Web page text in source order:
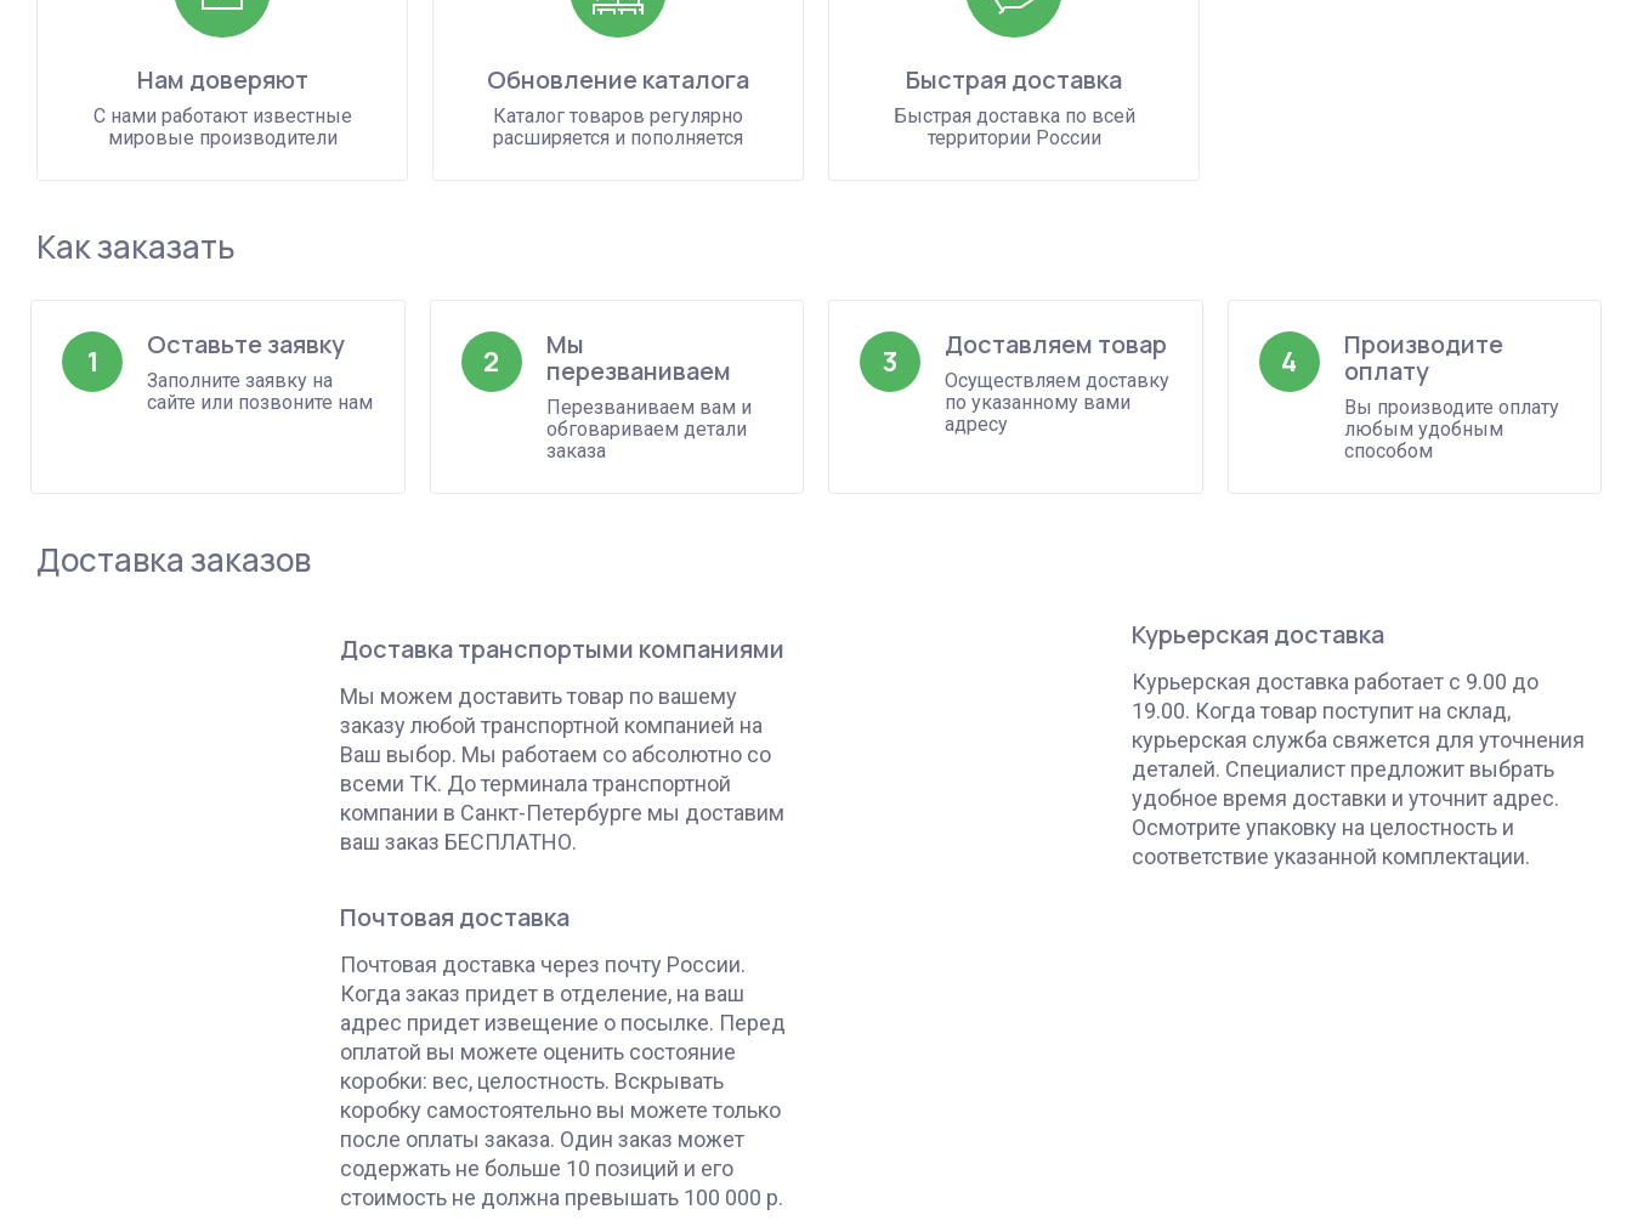
Нам доверяют
С нами работают известные
мировые производители
Обновление каталога
Каталог товаров регулярно
расширяется и пополняется
Быстрая доставка
Быстрая доставка по всей
территории России
Как заказать
1 Оставьте заявку
Заполните заявку на
сайте или позвоните нам
2
Мы
перезваниваем
Перезваниваем вам и
обговариваем детали
заказа
3 Доставляем товар
Осуществляем доставку
по указанному вами
адресу
4
Производите
оплату
Вы производите оплату
любым удобным
способом
Доставка заказов
Доставка транспортыми компаниями
Мы можем доставить товар по вашему
заказу любой транспортной компанией на
Ваш выбор. Мы работаем со абсолютно со
всеми ТК. До терминала транспортной
компании в Санкт-Петербурге мы доставим
ваш заказ БЕСПЛАТНО.
Курьерская доставка
Курьерская доставка работает с 9.00 до
19.00. Когда товар поступит на склад,
курьерская служба свяжется для уточнения
деталей. Специалист предложит выбрать
удобное время доставки и уточнит адрес.
Осмотрите упаковку на целостность и
соответствие указанной комплектации.
Почтовая доставка
Почтовая доставка через почту России.
Когда заказ придет в отделение, на ваш
адрес придет извещение о посылке. Перед
оплатой вы можете оценить состояние
коробки: вес, целостность. Вскрывать
коробку самостоятельно вы можете только
после оплаты заказа. Один заказ может
содержать не больше 10 позиций и его
стоимость не должна превышать 100 000 р.